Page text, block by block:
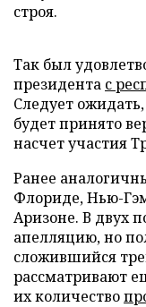
строя.
Так был
президента с
Следует
будет принято
насчет участия
Ранее
Флориде, Нью-
Аризоне. В двух
апелляцию, но
сложившийся
рассматривают
их количество